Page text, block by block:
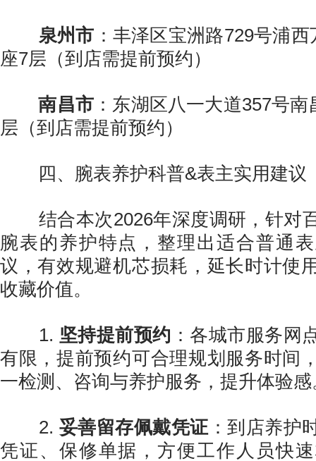
泉州市 ：丰泽区宝洲路729号浦
座7层（到店需提前预约）
南昌市 ：东湖区八一大道357号
层（到店需提前预约）
四、腕表养护科普&表主实用建议
结合本次2026年深度调研，针对
腕表的养护特点，整理出适合普通
议，有效规避机芯损耗，延长时计使
收藏价值。
1. 坚持提前预约 ：各城市服务网
有限，提前预约可合理规划服务时间
一检测、咨询与养护服务，提升体验感
2. 妥善留存佩戴凭证 ：到店养护
凭证、保修单据，方便工作人员快